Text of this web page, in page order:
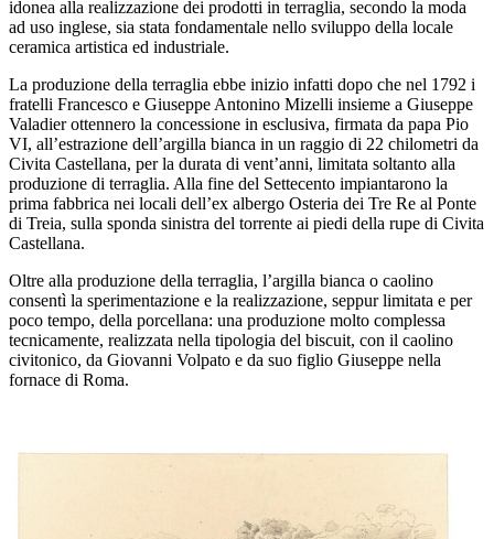
idonea alla realizzazione dei prodotti in terraglia, secondo la moda
ad uso inglese, sia stata fondamentale nello sviluppo della locale
ceramica artistica ed industriale.
La produzione della terraglia ebbe inizio infatti dopo che nel 1792 i
fratelli Francesco e Giuseppe Antonino Mizelli insieme a Giuseppe
Valadier ottennero la concessione in esclusiva, firmata da papa Pio
VI, all’estrazione dell’argilla bianca in un raggio di 22 chilometri da
Civita Castellana, per la durata di vent’anni, limitata soltanto alla
produzione di terraglia. Alla fine del Settecento impiantarono la
prima fabbrica nei locali dell’ex albergo Osteria dei Tre Re al Ponte
di Treia, sulla sponda sinistra del torrente ai piedi della rupe di Civita
Castellana.
Oltre alla produzione della terraglia, l’argilla bianca o caolino
consentì la sperimentazione e la realizzazione, seppur limitata e per
poco tempo, della porcellana: una produzione molto complessa
tecnicamente, realizzata nella tipologia del biscuit, con il caolino
civitonico, da Giovanni Volpato e da suo figlio Giuseppe nella
fornace di Roma.